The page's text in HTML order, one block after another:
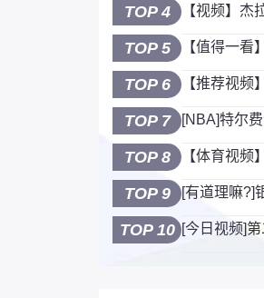
TOP 4
TOP 5
TOP 6
TOP 7
TOP 8
TOP 9
TOP 10